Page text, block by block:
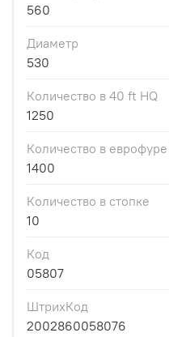
560
Диаметр
530
Количество в 40 ft HQ
1250
Количество в
1400
Количество в стопке
10
Код
05807
ШтрихКод
2002860058076